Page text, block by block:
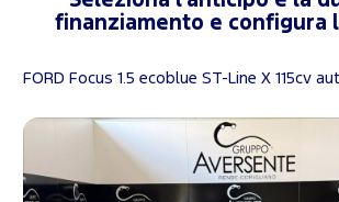
finanziamento e configura
FORD Focus 1.5 ecoblue ST-Line X 115cv